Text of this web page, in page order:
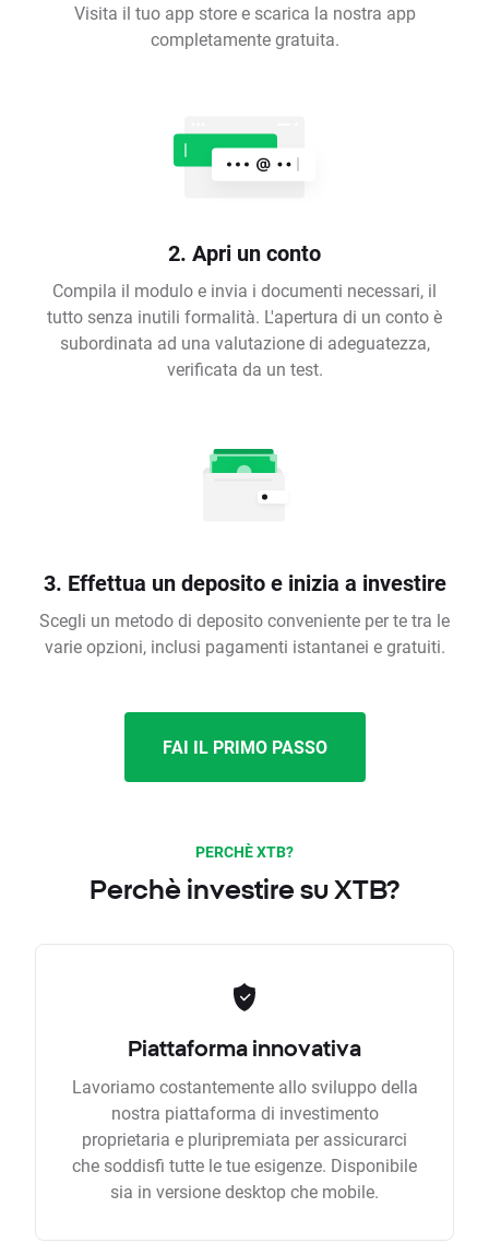
Visita il tuo app store e scarica la nostra app
completamente gratuita.
2. Apri un conto
Compila il modulo e invia i documenti necessari, il
tutto senza inutili formalità. L'apertura di un conto è
subordinata ad una valutazione di adeguatezza,
verificata da un test.
3. Effettua un deposito e inizia a investire
Scegli un metodo di deposito conveniente per te tra le
varie opzioni, inclusi pagamenti istantanei e gratuiti.
FAI IL PRIMO PASSO
PERCHÈ XTB?
Perchè investire su XTB?
Piattaforma innovativa
Lavoriamo costantemente allo sviluppo della
nostra piattaforma di investimento
proprietaria e pluripremiata per assicurarci
che soddisfi tutte le tue esigenze. Disponibile
sia in versione desktop che mobile.